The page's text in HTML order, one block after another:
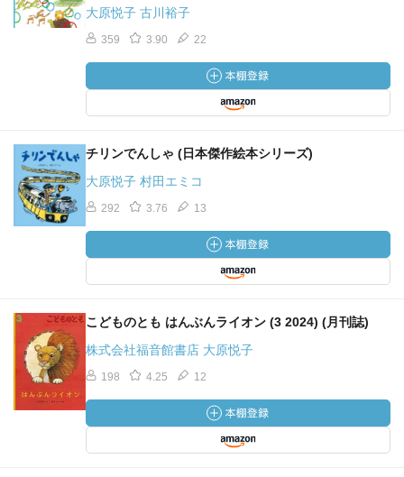
大原悦子 古川裕子
359 3.90 22
チリンでんしゃ (日本傑作絵本シリーズ)
大原悦子 村田エミコ
292 3.76 13
こどものとも はんぶんライオン (3 2024) (月刊誌)
株式会社福音館書店 大原悦子
198 4.25 12